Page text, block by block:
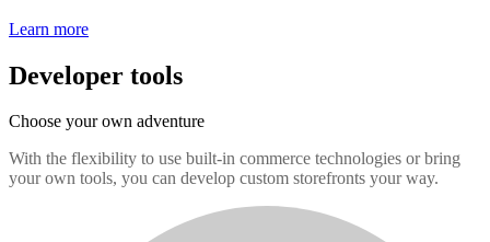
Learn more
Developer tools
Choose your own adventure
With the flexibility to use built-in commerce technologies or bring
your own tools, you can develop custom storefronts your way.